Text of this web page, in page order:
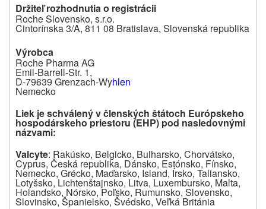
Držiteľ rozhodnutia o registrácii
Roche Slovensko, s.r.o.
Cintorínska 3/A, 811 08 Bratislava, Slovenská republika
Výrobca
Roche Pharma AG
Emil-Barrell-Str. 1,
D-79639 Grenzach-Wyhlen
Nemecko
Liek je schválený v členských štátoch Európskeho
hospodárskeho priestoru (EHP) pod nasledovnými
názvami:
Valcyte: Rakúsko, Belgicko, Bulharsko, Chorvátsko,
Cyprus, Česká republika, Dánsko, Estónsko, Fínsko,
Nemecko, Grécko, Maďarsko, Island, Írsko, Taliansko,
Lotyšsko, Lichtenštajnsko, Litva, Luxembursko, Malta,
Holandsko, Nórsko, Poľsko, Rumunsko, Slovensko,
Slovinsko, Španielsko, Švédsko, Veľká Británia